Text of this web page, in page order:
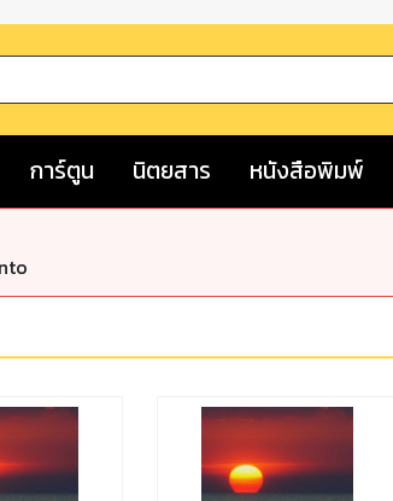
การ์ตูน นิตยสาร หนังสือพิมพ์